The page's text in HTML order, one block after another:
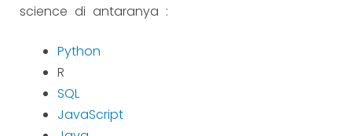
science di antaranya :
Python
R
SQL
JavaScript